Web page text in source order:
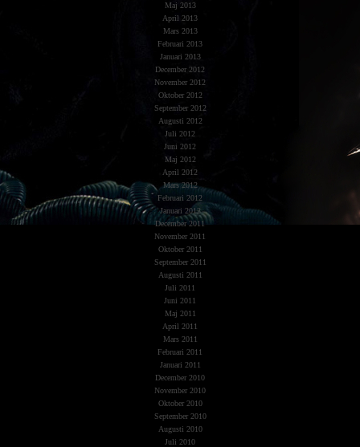
Maj 2013
April 2013
Mars 2013
Februari 2013
Januari 2013
December 2012
November 2012
Oktober 2012
September 2012
Augusti 2012
Juli 2012
Juni 2012
Maj 2012
April 2012
Mars 2012
Februari 2012
Januari 2012
December 2011
November 2011
Oktober 2011
September 2011
Augusti 2011
Juli 2011
Juni 2011
Maj 2011
April 2011
Mars 2011
Februari 2011
Januari 2011
December 2010
November 2010
Oktober 2010
September 2010
Augusti 2010
Juli 2010